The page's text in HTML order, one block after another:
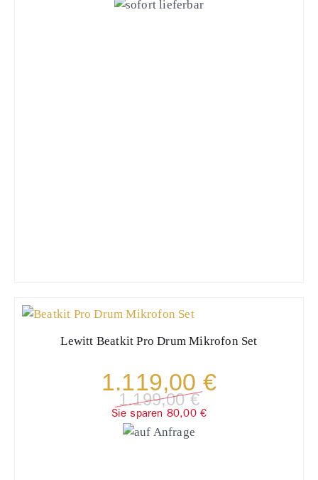
Lewitt Beatkit Pro Drum Mikrofon Set
1.119,00 €
1.199,00 €
Sie sparen 80,00 €